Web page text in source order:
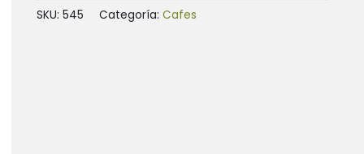
SKU: 545 Categoría: Cafes